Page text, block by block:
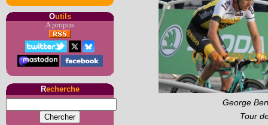
Outils
A propos
Recherche
George
Tour